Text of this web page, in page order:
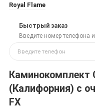
Royal Flame
Быстрый заказ
Введите номер телефона
Каминокомплект
(Калифорния) с
FX